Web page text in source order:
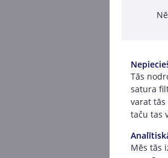
Nē
Tās
satura
varat
taču tas
Mēs tās